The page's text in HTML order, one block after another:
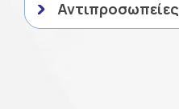
Αντιπροσωπείες